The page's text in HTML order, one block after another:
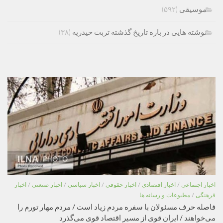
موسیقی (۵۹۲)
نوشته هایی در باره تاریخ گذشته تربت حیدریه (۳۸)
اخبار اجتماعی / اخبار اقتصادی / اخبار حقوقی / اخبار سیاسی / اخبار صنعتی / اخبار
فرهنگی / مطبوعات و رسانه ها
فاصله حرف مسئولان با سفره مردم زیاد است / مردم مهار تورم را
می‌خواهند / ایران قوی از مسیر اقتصاد قوی می‌گذرد